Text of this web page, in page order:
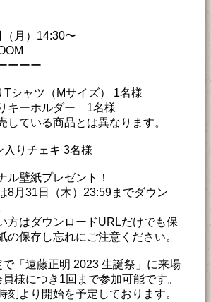
月）14:30〜
ーーー
シャツ（Mサイズ） 1名様
ーホルダー 1名様
ている商品とは異なります。
入りチェキ 3名様
ル壁紙プレゼント！
8月31日（木）23:59までダウン
方はダウンロードURLだけでも保
の保存し忘れにご注意ください。
で「遠藤正明 2023 生誕祭」に来場
様につき1回まで参加可能です。
刻より開始を予定しております。